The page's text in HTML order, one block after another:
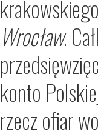
Wrocław.
konto
rzecz ofiar